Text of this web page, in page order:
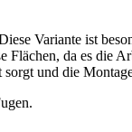
Variante ist
da es die
und die